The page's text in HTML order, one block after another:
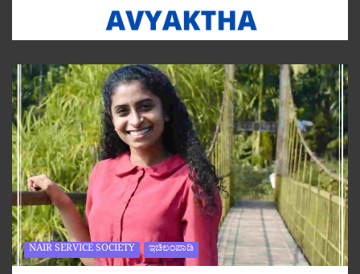
NAIR SERVICE SOCIETY ಇಚಿಲಂಪಾಡಿ